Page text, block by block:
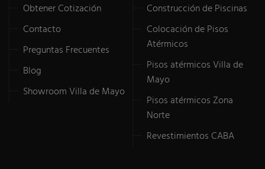
Obtener Cotización
Contacto
Preguntas Frecuentes
Blog
Showroom Villa de Mayo
Construcción de Piscinas
Colocación de Pisos
Atérmicos
Pisos atérmicos Villa de
Mayo
Pisos atérmicos Zona
Norte
Revestimientos CABA